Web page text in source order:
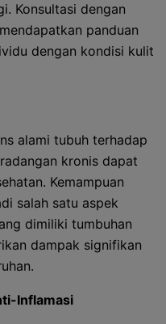
Konsultasi dengan
panduan
dengan kondisi kulit
alami tubuh terhadap
kronis dapat
Kemampuan
salah satu aspek
dimiliki tumbuhan
dampak signifikan
Inflamasi